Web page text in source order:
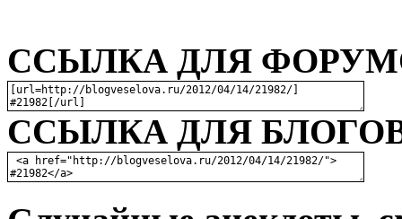
ССЫЛКА ДЛЯ
ССЫЛКА ДЛЯ БЛОГОВ